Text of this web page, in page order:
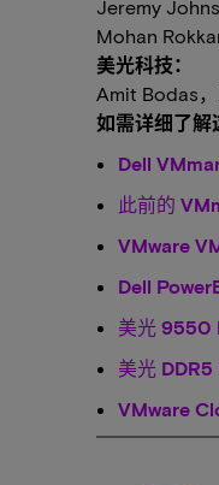
Jeremy
Mohan
美光科技：
Amit Bodas
如需详细了解
Dell
此前的
VMware
Dell
美光 9550
美光
VMware